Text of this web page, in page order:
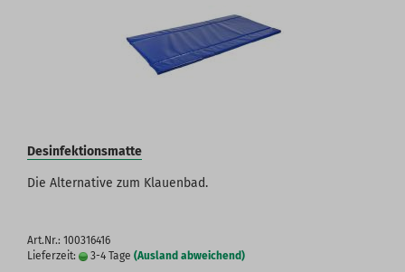
Desinfektionsmatte
Die Alternative zum Klauenbad.
Art.Nr.: 100316416
Lieferzeit:
3-4 Tage (Ausland abweichend)